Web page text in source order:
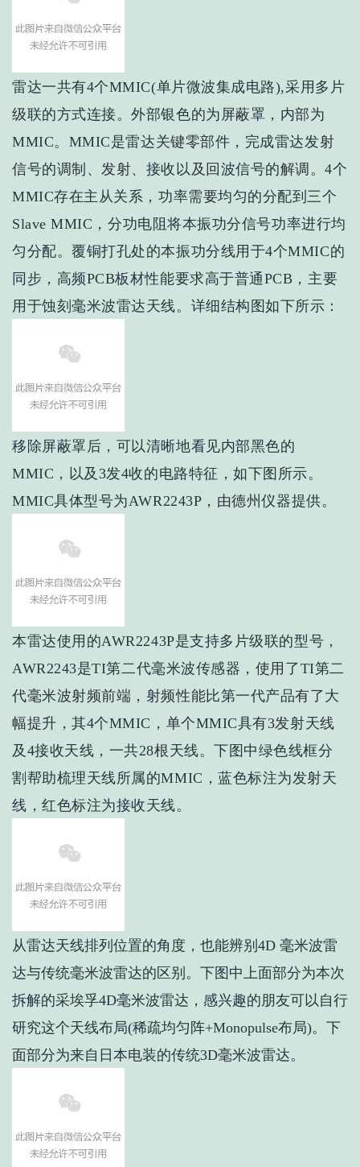
雷达一共有4个MMIC(单片微波集成电路),采用多片
级联的方式连接。外部银色的为屏蔽罩，内部为
MMIC。MMIC是雷达关键零部件，完成雷达发射
信号的调制、发射、接收以及回波信号的解调。4个
MMIC存在主从关系，功率需要均匀的分配到三个
Slave MMIC，分功电阻将本振功分信号功率进行均
匀分配。覆铜打孔处的本振功分线用于4个MMIC的
同步，高频PCB板材性能要求高于普通PCB，主要
用于蚀刻毫米波雷达天线。详细结构图如下所示：
移除屏蔽罩后，可以清晰地看见内部黑色的
MMIC，以及3发4收的电路特征，如下图所示。
MMIC具体型号为AWR2243P，由德州仪器提供。
本雷达使用的AWR2243P是支持多片级联的型号，
AWR2243是TI第二代毫米波传感器，使用了TI第二
代毫米波射频前端，射频性能比第一代产品有了大
幅提升，其4个MMIC，单个MMIC具有3发射天线
及4接收天线，一共28根天线。下图中绿色线框分
割帮助梳理天线所属的MMIC，蓝色标注为发射天
线，红色标注为接收天线。
从雷达天线排列位置的角度，也能辨别4D 毫米波雷
达与传统毫米波雷达的区别。下图中上面部分为本次
拆解的采埃孚4D毫米波雷达，感兴趣的朋友可以自行
研究这个天线布局(稀疏均匀阵+Monopulse布局)。下
面部分为来自日本电装的传统3D毫米波雷达。